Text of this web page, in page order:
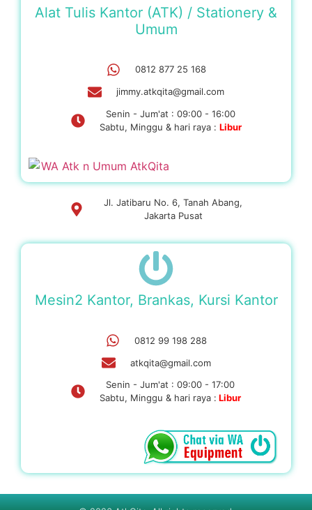
Alat Tulis Kantor (ATK) / Stationery &
Umum
0812 877 25 168
jimmy.atkqita@gmail.com
Senin - Jum'at : 09:00 - 16:00
Sabtu, Minggu & hari raya : Libur
Jl. Jatibaru No. 6, Tanah Abang,
Jakarta Pusat
Mesin2 Kantor, Brankas, Kursi Kantor
0812 99 198 288
atkqita@gmail.com
Senin - Jum'at : 09:00 - 17:00
Sabtu, Minggu & hari raya : Libur